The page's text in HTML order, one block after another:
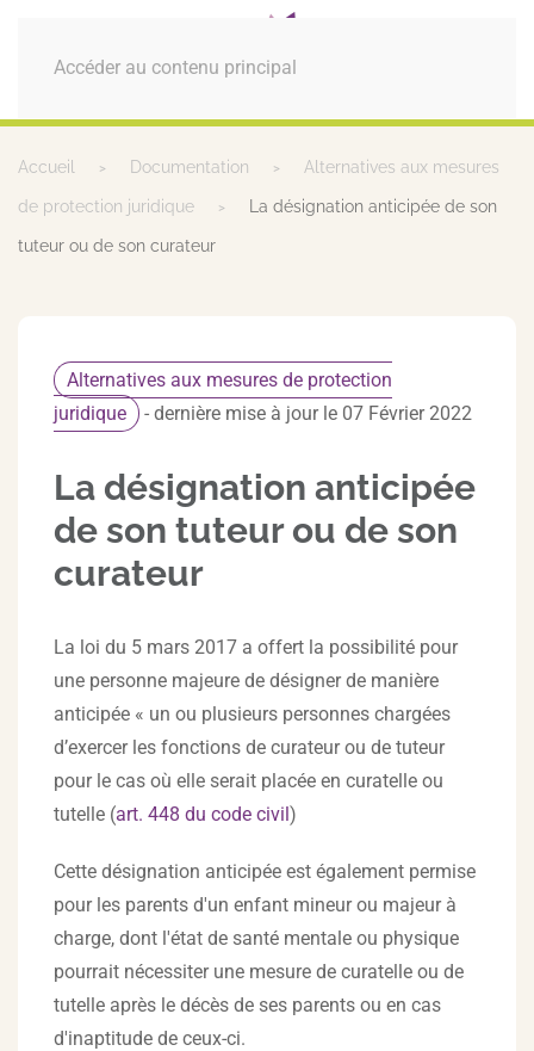
Accéder au contenu principal
MENU
Accueil Documentation Alternatives aux mesures
de protection juridique La désignation anticipée de son
tuteur ou de son curateur
Alternatives aux mesures de protection
juridique
- dernière mise à jour le 07 Février 2022
La désignation anticipée
de son tuteur ou de son
curateur
La loi du 5 mars 2017 a offert la possibilité pour
une personne majeure de désigner de manière
anticipée « un ou plusieurs personnes chargées
d’exercer les fonctions de curateur ou de tuteur
pour le cas où elle serait placée en curatelle ou
tutelle (art. 448 du code civil)
Cette désignation anticipée est également permise
pour les parents d'un enfant mineur ou majeur à
charge, dont l'état de santé mentale ou physique
pourrait nécessiter une mesure de curatelle ou de
tutelle après le décès de ses parents ou en cas
d'inaptitude de ceux-ci.